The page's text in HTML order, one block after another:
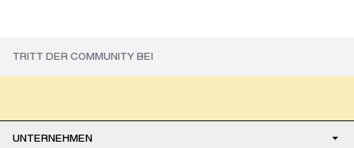
UNTERNEHMEN